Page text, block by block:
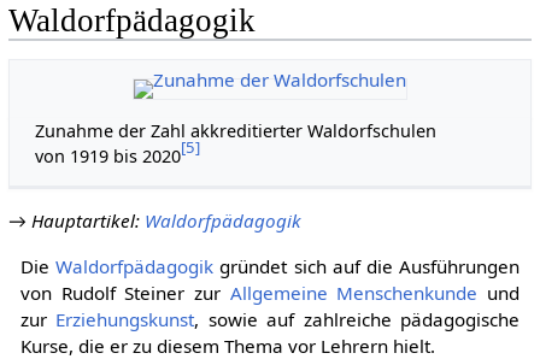
Waldorfpädagogik
Zunahme der Zahl akkreditierter Waldorfschulen
von 1919 bis 2020[5]
→ Hauptartikel: Waldorfpädagogik
DieWaldorfpädagogik gründet sich auf die Ausführungen
von Rudolf Steiner zur Allgemeine Menschenkunde und
zur Erziehungskunst, sowie auf zahlreiche pädagogische
Kurse, die er zu diesem Thema vor Lehrern hielt.